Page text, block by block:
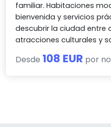
familiar. Habitaciones
bienvenida y servicios
descubrir la ciudad entre
atracciones culturales y
Desde 108 EUR por